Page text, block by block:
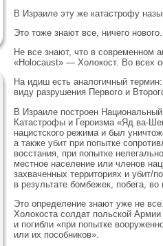
В Израиле эту же катастрофу
Это тоже знают все, ничего нового.
Не все знают, что в современном
«Holocaust» — Холокост. Во всех
На идиш есть аналогичный
виду разрушения Первого и
В Израиле построен
Катастрофы и Героизма «Яд ва-
нацистского режима и был
а также убит при попытке
восстания, при попытке
местное население или членов
захваченных территориях и убит/
в результате бомбежек, побега,
Это определение знают уже не
Холокоста солдат польской
и погибли «при попытке
или их пособников».